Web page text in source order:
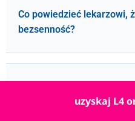
Co powiedzieć lekarzowi,
bezsenność?
uzyskaj L4